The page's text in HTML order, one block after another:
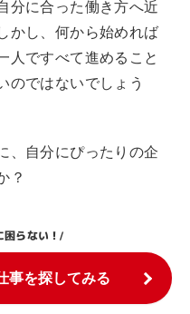
分に合った働き方へ近
かし、何から始めれば
人ですべて進めること
のではないでしょう
、自分にぴったりの企
？
困らない！/
事を探してみる